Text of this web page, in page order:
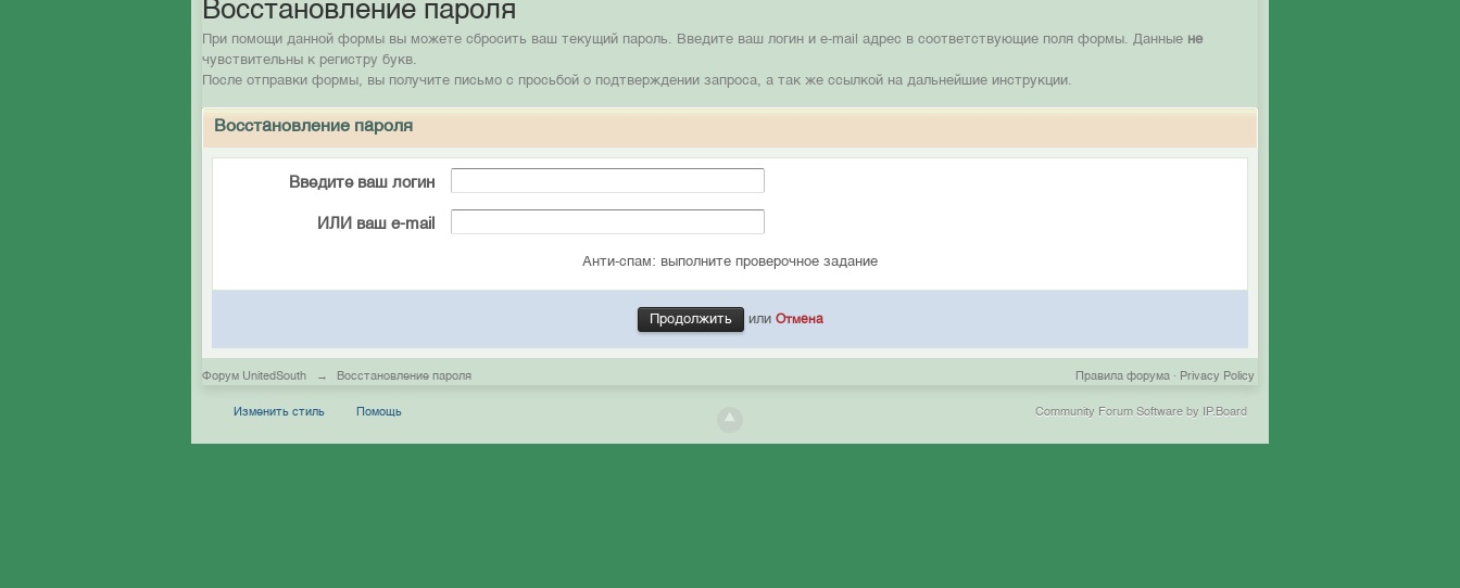
Восстановление пароля
При помощи данной формы вы можете сбросить ваш текущий пароль. Введите ваш логин и e-mail адрес в соответствующие поля формы. Данные не
чувствительны к регистру букв.
После отправки формы, вы получите письмо с просьбой о подтверждении запроса, а так же ссылкой на дальнейшие инструкции.
Восстановление пароля
Введите ваш логин
ИЛИ ваш e-mail
Анти-спам: выполните проверочное задание
или Отмена
Форум UnitedSouth → Восстановление пароля Privacy Policy
Правила форума ·
Изменить стиль Помощь Community Forum Software by IP.Board